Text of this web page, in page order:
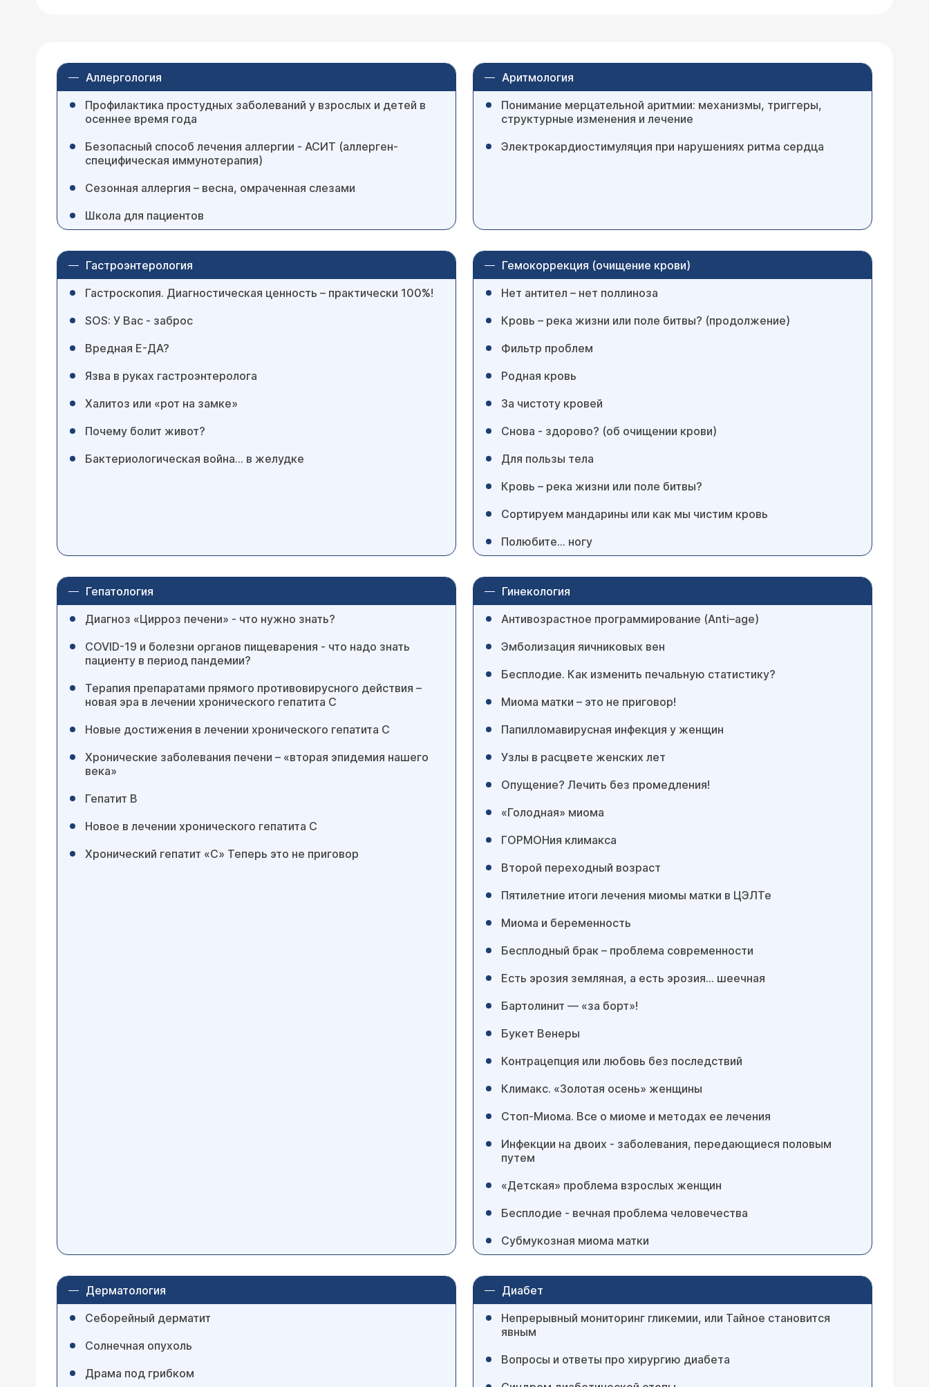
Аллергология
Профилактика простудных заболеваний у взрослых и детей в
осеннее время года
Безопасный способ лечения аллергии - АСИТ (аллерген-
специфическая иммунотерапия)
Сезонная аллергия – весна, омраченная слезами
Школа для пациентов
Аритмология
Понимание мерцательной аритмии: механизмы, триггеры,
структурные изменения и лечение
Электрокардио­стимуляция при нарушениях ритма сердца
Гастроэнтерология
Гастроскопия. Диагностическая ценность – практически 100%!
SOS: У Вас - заброс
Вредная Е-ДА?
Язва в руках гастроэнтеролога
Халитоз или «рот на замке»
Почему болит живот?
Бактериологическая война... в желудке
Гемокоррекция (очищение крови)
Нет антител – нет поллиноза
Кровь – река жизни или поле битвы? (продолжение)
Фильтр проблем
Родная кровь
За чистоту кровей
Снова - здорово? (об очищении крови)
Для пользы тела
Кровь – река жизни или поле битвы?
Сортируем мандарины или как мы чистим кровь
Полюбите... ногу
Гепатология
Диагноз «Цирроз печени» - что нужно знать?
COVID-19 и болезни органов пищеварения - что надо знать
пациенту в период пандемии?
Терапия препаратами прямого противовирусного действия –
новая эра в лечении хронического гепатита С
Новые достижения в лечении хронического гепатита С
Хронические заболевания печени – «вторая эпидемия нашего
века»
Гепатит B
Новое в лечении хронического гепатита С
Хронический гепатит «С» Теперь это не приговор
Гинекология
Антивозрастное программирование (Anti–age)
Эмболизация яичниковых вен
Бесплодие. Как изменить печальную статистику?
Миома матки – это не приговор!
Папилломавирусная инфекция у женщин
Узлы в расцвете женских лет
Опущение? Лечить без промедления!
«Голодная» миома
ГОРМОНия климакса
Второй переходный возраст
Пятилетние итоги лечения миомы матки в ЦЭЛТе
Миома и беременность
Бесплодный брак – проблема современности
Есть эрозия земляная, а есть эрозия… шеечная
Бартолинит — «за борт»!
Букет Венеры
Контрацепция или любовь без последствий
Климакс. «Золотая осень» женщины
Стоп-Миома. Все о миоме и методах ее лечения
Инфекции на двоих - заболевания, передающиеся половым
путем
«Детская» проблема взрослых женщин
Бесплодие - вечная проблема человечества
Субмукозная миома матки
Дерматология
Себорейный дерматит
Солнечная опухоль
Драма под грибком
Диабет
Непрерывный мониторинг гликемии, или Тайное становится
явным
Вопросы и ответы про хирургию диабета